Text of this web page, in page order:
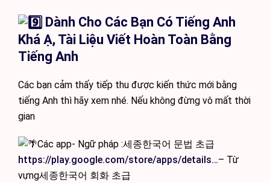
️ Dành Cho Các Bạn Có Tiếng Anh
Khá Ạ, Tài Liệu Viết Hoàn Toàn Bằng
Tiếng Anh
Các bạn cảm thấy tiếp thu được kiến thức mới bằng
tiếng Anh thì hãy xem nhé. Nếu không đừng vô mất thời
gian
Các app- Ngữ pháp :세종한국어 문법 초급
https://play.google.com/store/apps/details…– Từ
vựng세종한국어 회화 초급